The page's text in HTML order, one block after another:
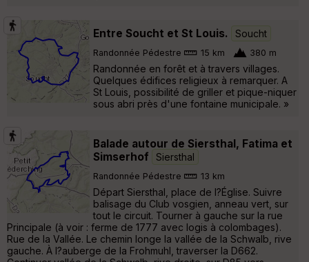
Entre Soucht et St Louis. Soucht
Randonnée Pédestre 15 km 380 m
Randonnée en forêt et à travers villages.
Quelques édifices religieux à remarquer. A
St Louis, possibilité de griller et pique-niquer
sous abri près d'une fontaine municipale. »
Balade autour de Siersthal, Fatima et
Simserhof
Siersthal
Randonnée Pédestre 13 km
Départ Siersthal, place de l?Église. Suivre
balisage du Club vosgien, anneau vert, sur
tout le circuit. Tourner à gauche sur la rue
Principale (à voir : ferme de 1777 avec logis à colombages).
Rue de la Vallée. Le chemin longe la vallée de la Schwalb, rive
gauche. À l?auberge de la Frohmuhl, traverser la D662.